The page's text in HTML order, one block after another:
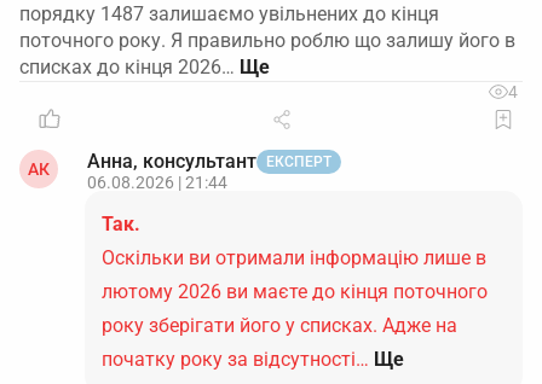
порядку 1487 залишаємо увільнених до кінця
поточного року. Я правильно роблю що залишу його в
списках до кінця 2026…
4
АК Анна, консультант ЕКСПЕРТ
06.08.2026 | 21:44
Так.
Оскільки ви отримали інформацію лише в
лютому 2026 ви маєте до кінця поточного
року зберігати його у списках. Адже на
початку року за відсутності… Ще